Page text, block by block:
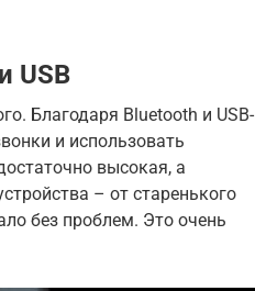
USB
Благодаря Bluetooth и USB-
и использовать
высокая, а
– от старенького
без проблем. Это очень